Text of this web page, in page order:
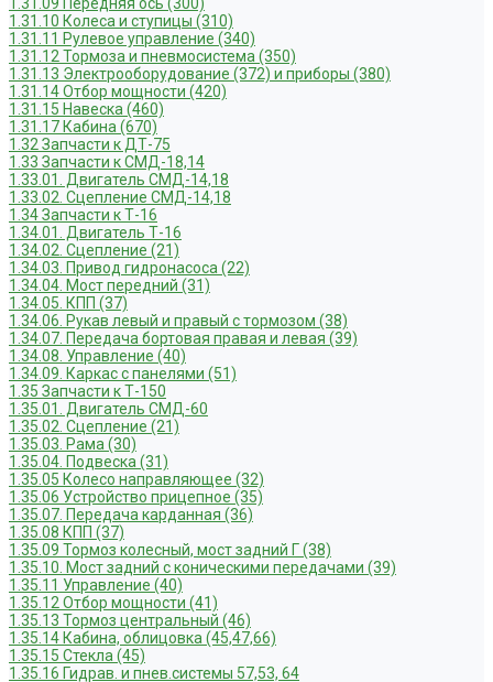
1.31.10 Колеса и ступицы (310)
1.31.11 Рулевое управление (340)
1.31.12 Тормоза и пневмосистема (350)
1.31.13 Электрооборудование (372) и приборы (380)
1.31.14 Отбор мощности (420)
1.31.15 Навеска (460)
1.31.17 Кабина (670)
1.32 Запчасти к ДТ-75
1.33 Запчасти к СМД-18,14
1.33.01. Двигатель СМД-14,18
1.33.02. Сцепление СМД-14,18
1.34 Запчасти к Т-16
1.34.01. Двигатель Т-16
1.34.02. Сцепление (21)
1.34.03. Привод гидронасоса (22)
1.34.04. Мост передний (31)
1.34.05. КПП (37)
1.34.06. Рукав левый и правый с тормозом (38)
1.34.07. Передача бортовая правая и левая (39)
1.34.08. Управление (40)
1.34.09. Каркас с панелями (51)
1.35 Запчасти к Т-150
1.35.01. Двигатель СМД-60
1.35.02. Сцепление (21)
1.35.03. Рама (30)
1.35.04. Подвеска (31)
1.35.05 Колесо направляющее (32)
1.35.06 Устройство прицепное (35)
1.35.07. Передача карданная (36)
1.35.08 КПП (37)
1.35.09 Тормоз колесный, мост задний Г (38)
1.35.10. Мост задний с коническими передачами (39)
1.35.11 Управление (40)
1.35.12 Отбор мощности (41)
1.35.13 Тормоз центральный (46)
1.35.14 Кабина, облицовка (45,47,66)
1.35.15 Стекла (45)
1.35.16 Гидрав. и пнев.системы 57,53, 64